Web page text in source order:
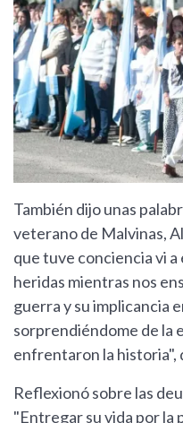
También dijo unas
veterano de Malvinas,
que tuve conciencia vi
heridas mientras nos
guerra y su implicancia
sorprendiéndome de la
enfrentaron la historia",
Reflexionó sobre las
"Entregar su vida por la